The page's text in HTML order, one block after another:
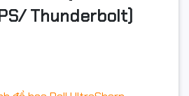
Thunderbolt)